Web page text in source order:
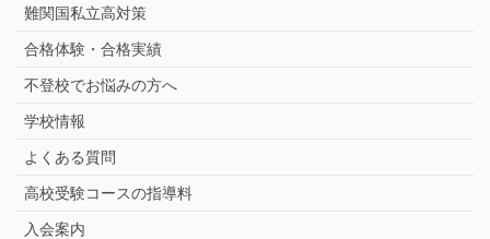
難関国私立高対策
合格体験・合格実績
不登校でお悩みの方へ
学校情報
よくある質問
高校受験コースの指導料
入会案内